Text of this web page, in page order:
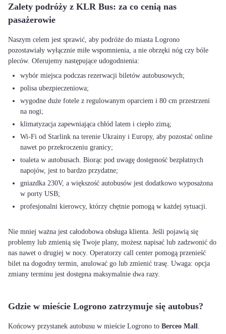
Zalety podróży z KLR Bus: za co cenią nas
pasażerowie
Naszym celem jest sprawić, aby podróże do miasta Logrono
pozostawiały wyłącznie miłe wspomnienia, a nie obrzęki nóg czy bóle
wybór miejsca podczas rezerwacji biletów autobusowych;
polisa ubezpieczeniowa;
wygodne duże fotele z regulowanym oparciem i 80 cm przestrzeni
na nogi;
klimatyzacja zapewniająca chłód latem i ciepło zimą;
Wi-Fi od Starlink na terenie Ukrainy i Europy, aby pozostać online
nawet po przekroczeniu granicy;
toaleta w autobusach. Biorąc pod uwagę dostępność bezpłatnych
napojów, jest to bardzo przydatne;
gniazdka 230V, a większość autobusów jest dodatkowo wyposażona
w porty USB;
profesjonalni kierowcy, którzy chętnie pomogą w każdej sytuacji.
Nie mniej ważna jest całodobowa obsługa klienta. Jeśli pojawią się
problemy lub zmienią się Twoje plany, możesz napisać lub zadzwonić do
nas nawet o drugiej w nocy. Operatorzy call center pomogą przenieść
bilet na dogodny termin, anulować go lub zmienić trasę. Uwaga: opcja
zmiany terminu jest dostępna maksymalnie dwa razy.
Gdzie w mieście Logrono zatrzymuje się autobus?
Końcowy przystanek autobusu w mieście Logrono to Berceo Mall.